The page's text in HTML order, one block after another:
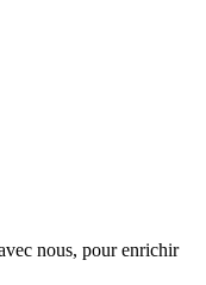
nous, pour enrichir